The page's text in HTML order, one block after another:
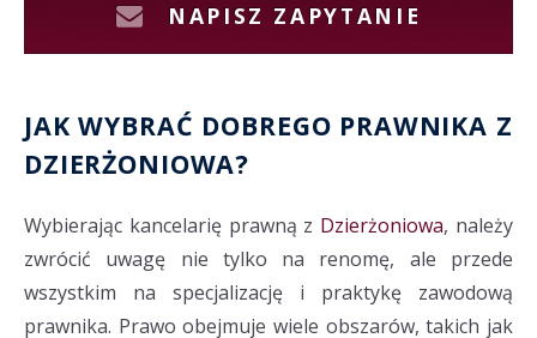
NAPISZ ZAPYTANIE
JAK WYBRAĆ DOBREGO PRAWNIKA Z
DZIERŻONIOWA?
Wybierając kancelarię prawną z Dzierżoniowa, należy
zwrócić uwagę nie tylko na renomę, ale przede
wszystkim na specjalizację i praktykę zawodową
prawnika. Prawo obejmuje wiele obszarów, takich jak